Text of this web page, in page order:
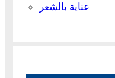
عناية بالشعر